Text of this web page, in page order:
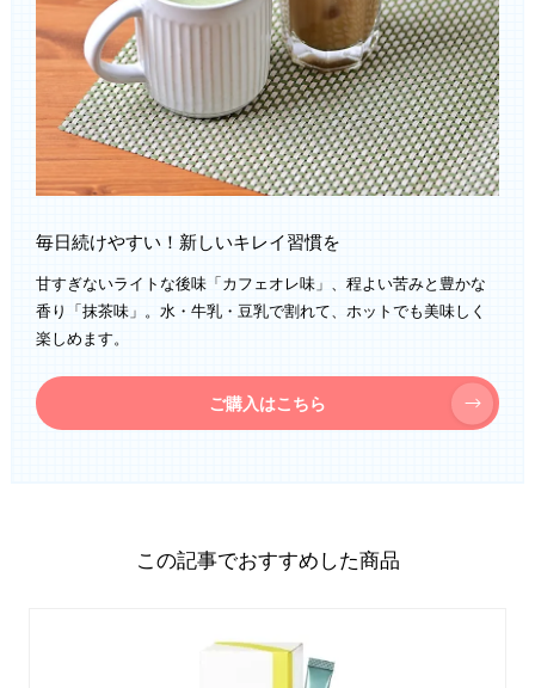
毎日続けやすい！新しいキレイ習慣を
甘すぎないライトな後味「カフェオレ味」、程よい苦みと豊かな
香り「抹茶味」。水・牛乳・豆乳で割れて、ホットでも美味しく
楽しめます。
ご購入はこちら
この記事でおすすめした商品